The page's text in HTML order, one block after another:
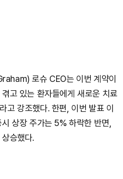
로슈 CEO는 이번 계약이
고 있는 환자들에게 새로운 치료
고 강조했다. 한편, 이번 발표 이
상장 주가는 5% 하락한 반면,
승했다.